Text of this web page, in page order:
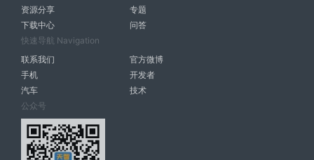
资源分享
专题
下载中心
问答
快速导航 Navigation
联系我们
官方微博
手机
开发者
汽车
技术
公众号